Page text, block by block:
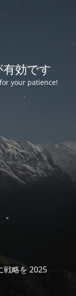
効です
your patience!
戦略を 2025